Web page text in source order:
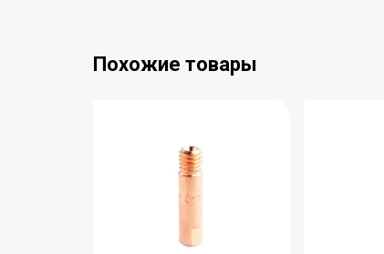
Похожие товары